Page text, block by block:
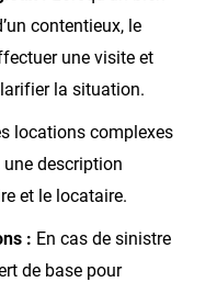
contentieux, le
une visite et
la situation.
locations complexes
description
et le locataire.
: En cas de sinistre
de base pour